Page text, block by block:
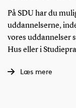
På SDU har du
uddannelserne,
vores uddannelser
Hus eller i
Læs mere